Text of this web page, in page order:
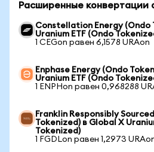
Расширенные конвертации
Constellation Energy (Ondo
Uranium ETF (Ondo
1 CEGon равен 6,1578 URAon
Enphase Energy (Ondo
Uranium ETF (Ondo
1 ENPHon равен 0,968288
Franklin Responsibly
Tokenized) в Global X
Tokenized)
1 FGDLon равен 1,2973